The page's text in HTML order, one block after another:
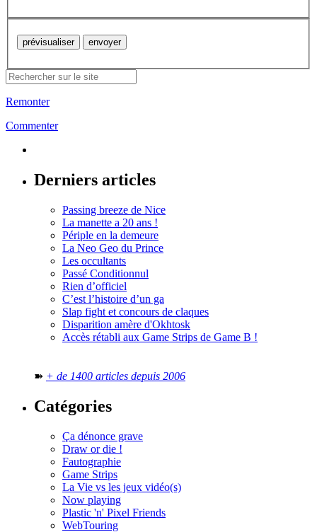
Remonter
Commenter
Derniers articles
Passing breeze de Nice
La manette a 20 ans !
Périple en la demeure
La Neo Geo du Prince
Les occultants
Passé Conditionnul
Rien d’officiel
C’est l’histoire d’un ga
Slap fight et concours de claques
Disparition amère d'Okhtosk
Accès rétabli aux Game Strips de Game B !
➽ + de 1400 articles depuis 2006
Catégories
Ça dénonce grave
Draw or die !
Fautographie
Game Strips
La Vie vs les jeux vidéo(s)
Now playing
Plastic 'n' Pixel Friends
WebTouring